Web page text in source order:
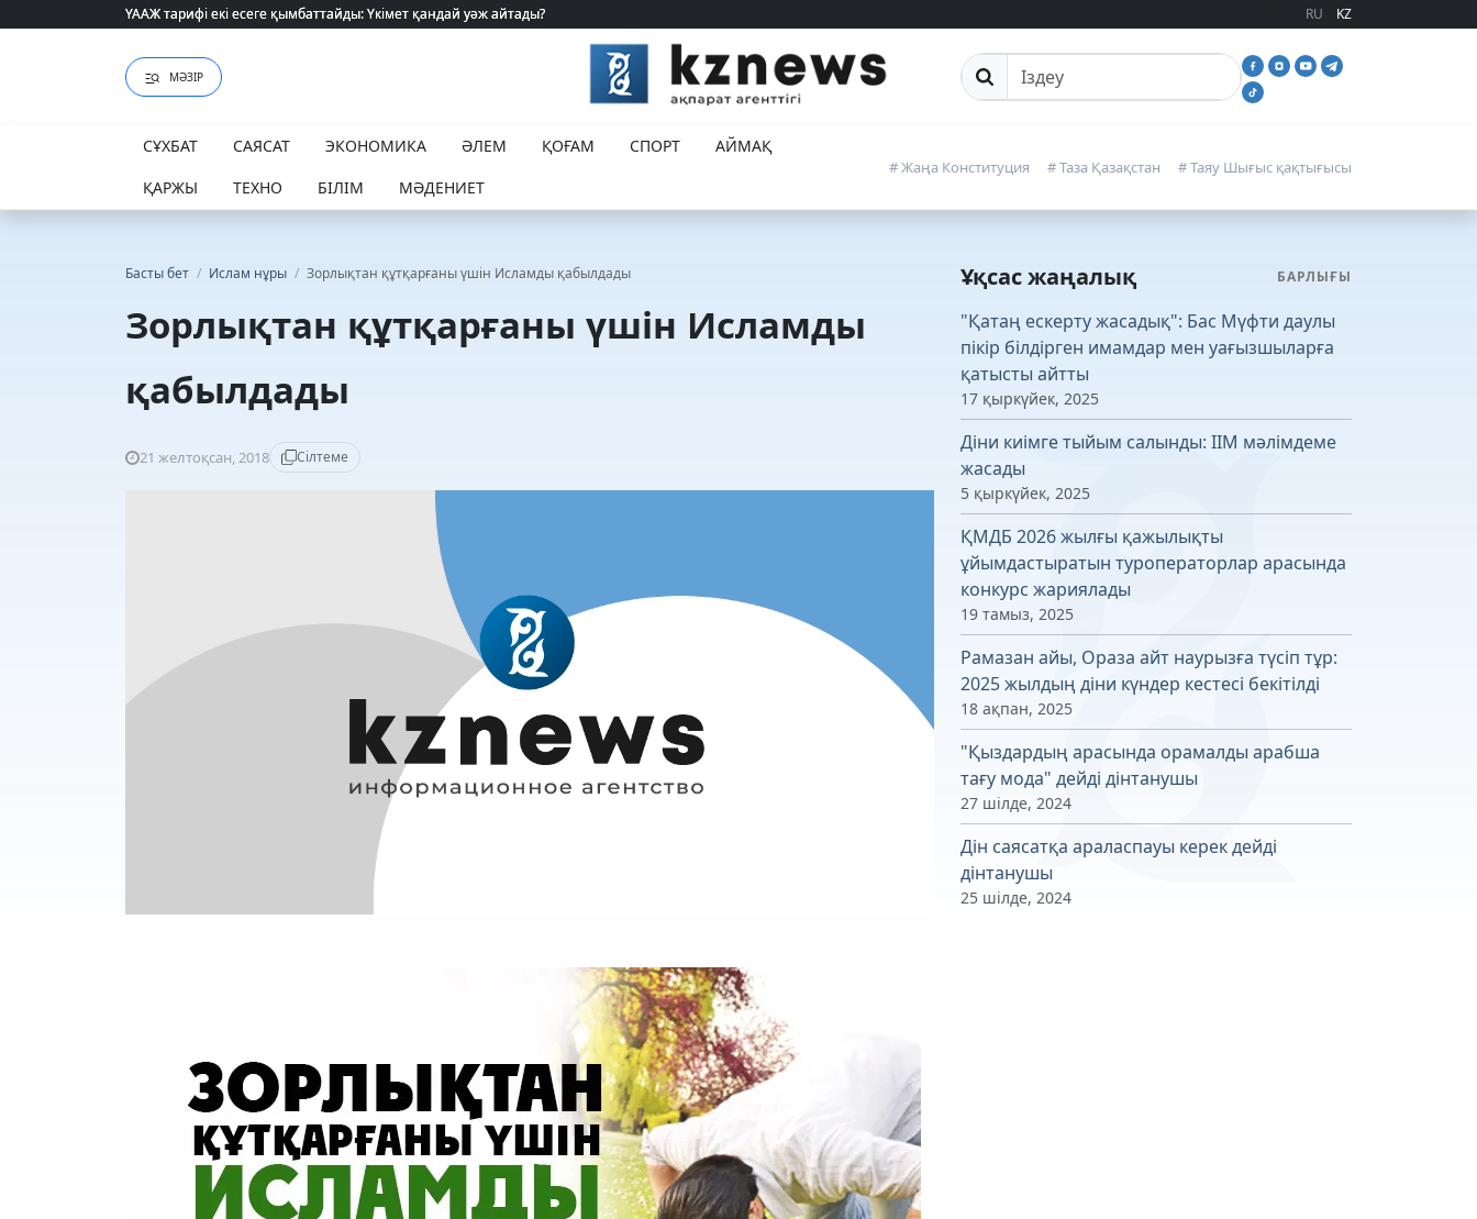
ҮААЖ тарифі екі есеге қымбаттайды: Үкімет қандай уәж айтады?
ҮААЖ тарифі екі есеге қымбаттайды: Үкімет қандай уәж айтады? RU KZ
МӘЗІР Сайттан іздеу
СҰХБАТ САЯСАТ ЭКОНОМИКА ӘЛЕМ ҚОҒАМ СПОРТ
АЙМАҚ
ҚАРЖЫ
ТЕХНО БІЛІМ МӘДЕНИЕТ
# Жаңа Конституция # Таза Қазақстан # Таяу Шығыс қақтығысы
Басты бет / Ислам нұры / Зорлықтан құтқарғаны үшін Исламды қабылдады
Зорлықтан құтқарғаны үшін Исламды
қабылдады
21 желтоқсан, 2018 Сілтеме
Ұқсас жаңалық БАРЛЫҒЫ
"Қатаң ескерту жасадық": Бас Мүфти даулы
пікір білдірген имамдар мен уағызшыларға
қатысты айтты
17 қыркүйек, 2025
Діни киімге тыйым салынды: ІІМ мәлімдеме
жасады
5 қыркүйек, 2025
ҚМДБ 2026 жылғы қажылықты
ұйымдастыратын туроператорлар арасында
конкурс жариялады
19 тамыз, 2025
Рамазан айы, Ораза айт наурызға түсіп тұр:
2025 жылдың діни күндер кестесі бекітілді
18 ақпан, 2025
"Қыздардың арасында орамалды арабша
тағу мода" дейді дінтанушы
27 шілде, 2024
Дін саясатқа араласпауы керек дейді
дінтанушы
25 шілде, 2024